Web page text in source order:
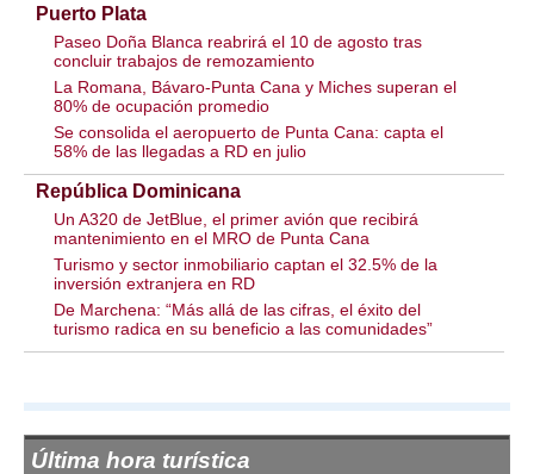
Puerto Plata
Paseo Doña Blanca reabrirá el 10 de agosto tras
concluir trabajos de remozamiento
La Romana, Bávaro-Punta Cana y Miches superan el
80% de ocupación promedio
Se consolida el aeropuerto de Punta Cana: capta el
58% de las llegadas a RD en julio
República Dominicana
Un A320 de JetBlue, el primer avión que recibirá
mantenimiento en el MRO de Punta Cana
Turismo y sector inmobiliario captan el 32.5% de la
inversión extranjera en RD
De Marchena: “Más allá de las cifras, el éxito del
turismo radica en su beneficio a las comunidades”
Última hora turística